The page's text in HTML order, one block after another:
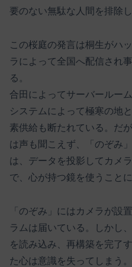
要のない無駄な人間を排除
この桜庭の発言は桐生がハ
ラによって全国へ配信され
る。
合田によってサーバールー
システムによって極寒の地
素供給も断たれている。だ
は声も聞こえず、「のぞみ
は、データを投影してカメ
で、心が持つ鏡を使うことに
「のぞみ」にはカメラが設
ラムは届いている。しかし
を読み込み、再構築を完了
た心は意識を失ってしまう